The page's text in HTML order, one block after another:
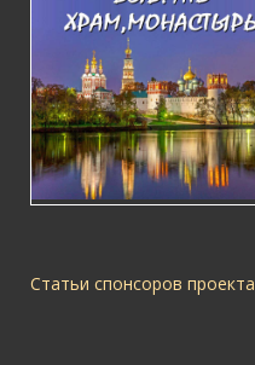
Статьи спонсоров проекта